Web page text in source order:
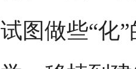
试图做些“化